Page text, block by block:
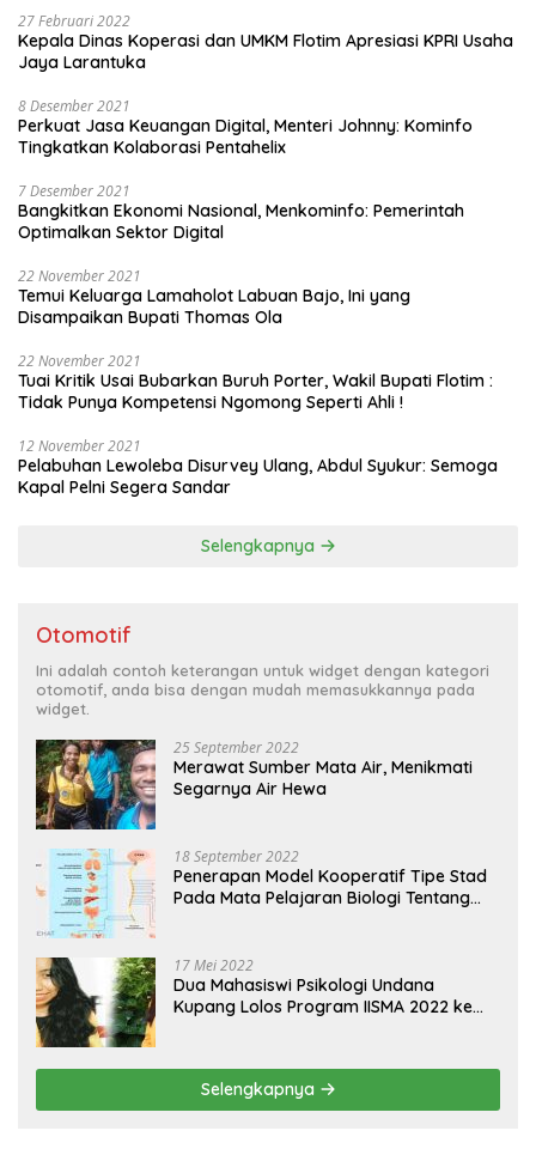
27 Februari 2022
Kepala Dinas Koperasi dan UMKM Flotim Apresiasi KPRI Usaha
Jaya Larantuka
8 Desember 2021
Perkuat Jasa Keuangan Digital, Menteri Johnny: Kominfo
Tingkatkan Kolaborasi Pentahelix
7 Desember 2021
Bangkitkan Ekonomi Nasional, Menkominfo: Pemerintah
Optimalkan Sektor Digital
22 November 2021
Temui Keluarga Lamaholot Labuan Bajo, Ini yang
Disampaikan Bupati Thomas Ola
22 November 2021
Tuai Kritik Usai Bubarkan Buruh Porter, Wakil Bupati Flotim :
Tidak Punya Kompetensi Ngomong Seperti Ahli !
12 November 2021
Pelabuhan Lewoleba Disurvey Ulang, Abdul Syukur: Semoga
Kapal Pelni Segera Sandar
Selengkapnya
Otomotif
Ini adalah contoh keterangan untuk widget dengan kategori
otomotif, anda bisa dengan mudah memasukkannya pada
widget.
25 September 2022
Merawat Sumber Mata Air, Menikmati
Segarnya Air Hewa
18 September 2022
Penerapan Model Kooperatif Tipe Stad
Pada Mata Pelajaran Biologi Tentang
17 Mei 2022
Dua Mahasiswi Psikologi Undana
Kupang Lolos Program IISMA 2022 ke
Selengkapnya